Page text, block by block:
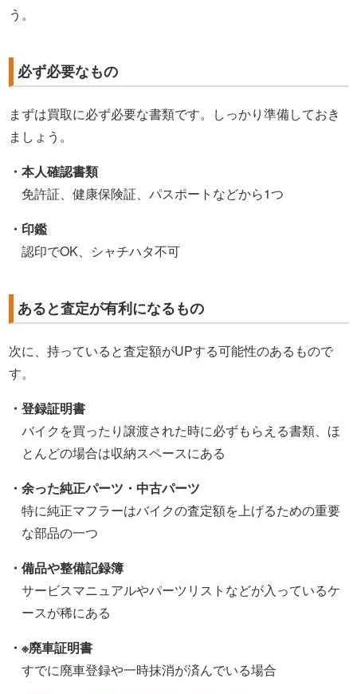
う。
必ず必要なもの
まずは買取に必ず必要な書類です。しっかり準備しておき
ましょう。
・本人確認書類
免許証、健康保険証、パスポートなどから1つ
・印鑑
認印でOK、シャチハタ不可
あると査定が有利になるもの
次に、持っていると査定額がUPする可能性のあるもので
す。
・登録証明書
バイクを買ったり譲渡された時に必ずもらえる書類、ほ
とんどの場合は収納スペースにある
・余った純正パーツ・中古パーツ
特に純正マフラーはバイクの査定額を上げるための重要
な部品の一つ
・備品や整備記録簿
サービスマニュアルやパーツリストなどが入っているケ
ースが稀にある
・※廃車証明書
すでに廃車登録や一時抹消が済んでいる場合